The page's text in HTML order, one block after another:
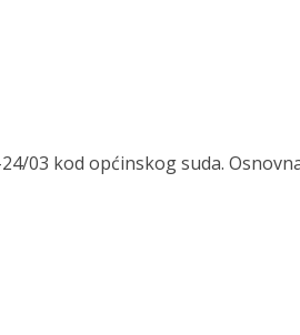
03 kod općinskog suda.